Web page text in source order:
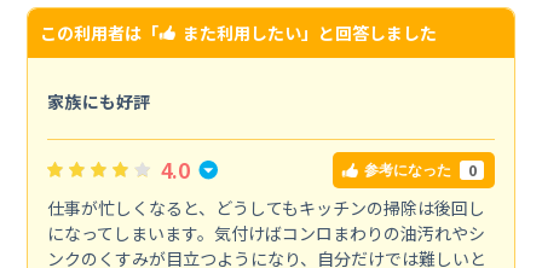
この利用者は「 また利用したい」と回答しました
家族にも好評
4.0 参考になった 0
仕事が忙しくなると、どうしてもキッチンの掃除は後回し
になってしまいます。気付けばコンロまわりの油汚れやシ
ンクのくすみが目立つようになり、自分だけでは難しいと